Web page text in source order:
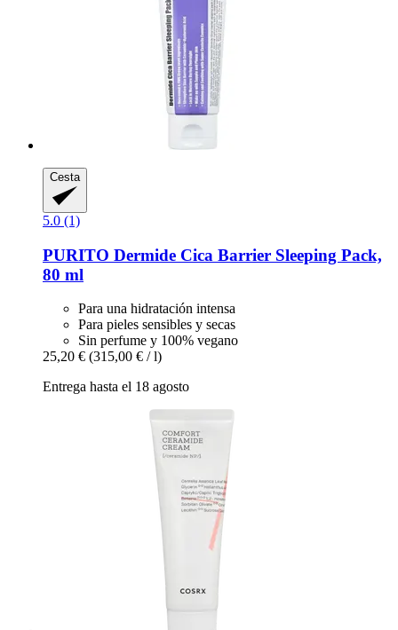
Cesta
5.0 (1)
PURITO Dermide Cica Barrier Sleeping Pack,
80 ml
Para una hidratación intensa
Para pieles sensibles y secas
Sin perfume y 100% vegano
25,20 € (315,00 € / l)
Entrega hasta el 18 agosto